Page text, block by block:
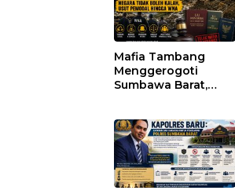
Mafia Tambang
Menggerogoti
Sumbawa Barat,
hingga WNA